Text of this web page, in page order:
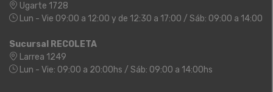
Ugarte 1728
Lun - Vie 09:00 a 12:00 y de 12:30 a 17:00 / Sáb: 09:00 a 14:00
Sucursal RECOLETA
Larrea 1249
Lun - Vie: 09:00 a 20:00hs / Sáb: 09:00 a 14:00hs